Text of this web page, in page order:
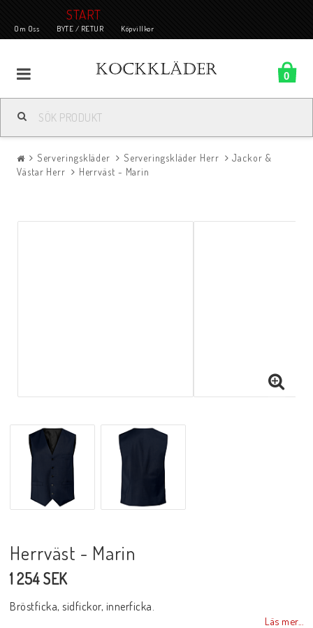
START
Om Oss BYTE / RETUR Köpvillkor
0
Serveringskläder Serveringskläder Herr
Jackor &
Västar Herr
Herrväst - Marin
Herrväst - Marin
1 254 SEK
Bröstficka, sidfickor, innerficka.
Läs mer...